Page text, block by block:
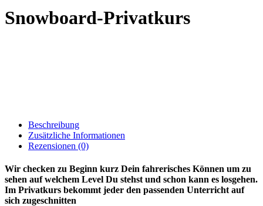
Snowboard-Privatkurs
Beschreibung
Zusätzliche Informationen
Rezensionen (0)
Wir checken zu Beginn kurz Dein fahrerisches Können um zu
sehen auf welchem Level Du stehst und schon kann es losgehen.
Im Privatkurs bekommt jeder den passenden Unterricht auf
sich zugeschnitten